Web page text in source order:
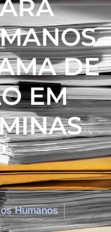
DE
EM
Humanos